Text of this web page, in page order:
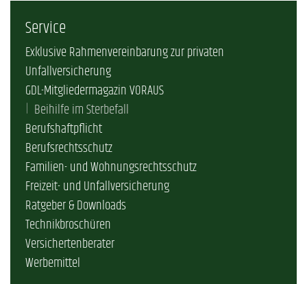
Service
Exklusive Rahmenvereinbarung zur privaten
Unfallversicherung
GDL-Mitgliedermagazin VORAUS
Beihilfe im Sterbefall
Berufshaftpflicht
Berufsrechtsschutz
Familien- und Wohnungsrechtsschutz
Freizeit- und Unfallversicherung
Ratgeber & Downloads
Technikbroschüren
Versichertenberater
Werbemittel